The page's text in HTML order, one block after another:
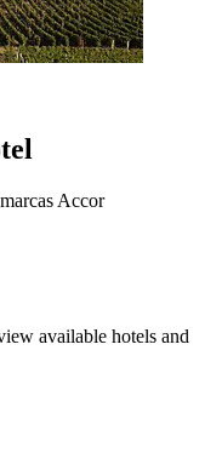
Accor
available hotels and